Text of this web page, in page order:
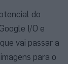
do
I/O e
vai passar a
para o